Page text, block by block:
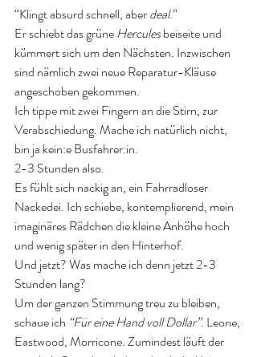
“Klingt absurd schnell, aber deal.”
Er schiebt das grüne Hercules beiseite und
kümmert sich um den Nächsten. Inzwischen
sind nämlich zwei neue Reparatur-Kläuse
angeschoben gekommen.
Ich tippe mit zwei Fingern an die Stirn, zur
Verabschiedung. Mache ich natürlich nicht,
bin ja kein:e Busfahrer:in.
2-3 Stunden also.
Es fühlt sich nackig an, ein Fahrradloser
Nackedei. Ich schiebe, kontemplierend, mein
imaginäres Rädchen die kleine Anhöhe hoch
und wenig später in den Hinterhof.
Und jetzt? Was mache ich denn jetzt 2-3
Stunden lang?
Um der ganzen Stimmung treu zu bleiben,
schaue ich “Für eine Hand voll Dollar”. Leone,
Eastwood, Morricone. Zumindest läuft der